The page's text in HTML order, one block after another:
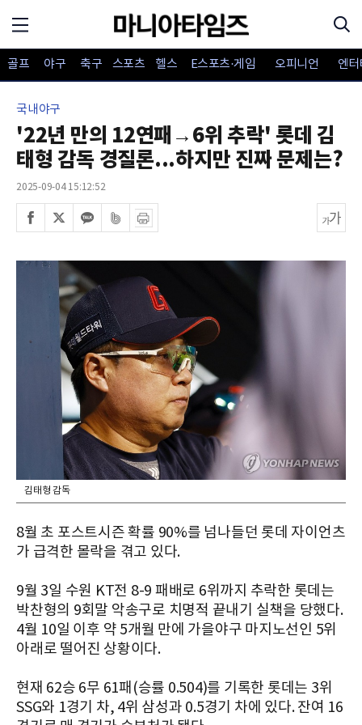
골프 야구 축구 스포츠 헬스 E스포츠·게임 오피니언 엔
국내야구
'22년 만의 12연패→6위 추락' 롯데 김
태형 감독 경질론...하지만 진짜 문제는?
2025-09-04 15:12:52
김태형 감독
8월 초 포스트시즌 확률 90%를 넘나들던 롯데 자이언츠
가 급격한 몰락을 겪고 있다.
9월 3일 수원 KT전 8-9 패배로 6위까지 추락한 롯데는
박찬형의 9회말 악송구로 치명적 끝내기 실책을 당했다.
4월 10일 이후 약 5개월 만에 가을야구 마지노선인 5위
아래로 떨어진 상황이다.
현재 62승 6무 61패(승률 0.504)를 기록한 롯데는 3위
SSG와 1경기 차, 4위 삼성과 0.5경기 차에 있다. 잔여 16